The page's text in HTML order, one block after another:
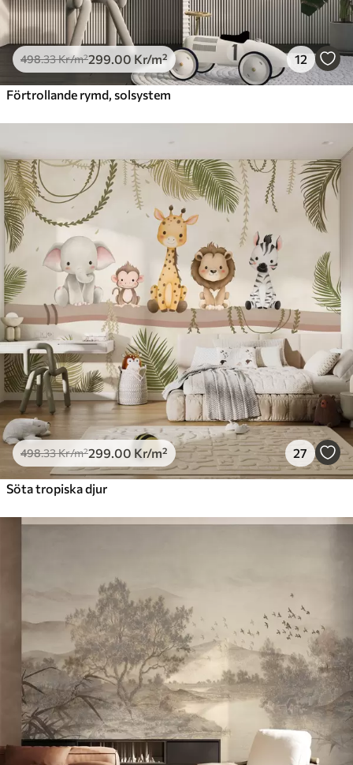
498.33Kr/m²299 .00 Kr/m² 12
Förtrollande rymd, solsystem
498.33Kr/m²299 .00 Kr/m² 27
Söta tropiska djur